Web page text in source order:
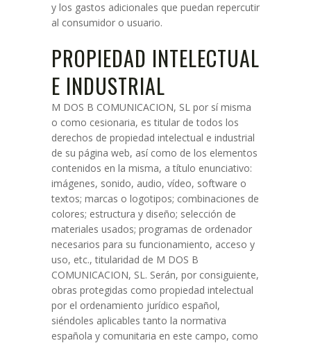
y los gastos adicionales que puedan repercutir
al consumidor o usuario.
PROPIEDAD INTELECTUAL
E INDUSTRIAL
M DOS B COMUNICACION, SL por sí misma
o como cesionaria, es titular de todos los
derechos de propiedad intelectual e industrial
de su página web, así como de los elementos
contenidos en la misma, a título enunciativo:
imágenes, sonido, audio, vídeo, software o
textos; marcas o logotipos; combinaciones de
colores; estructura y diseño; selección de
materiales usados; programas de ordenador
necesarios para su funcionamiento, acceso y
uso, etc., titularidad de M DOS B
COMUNICACION, SL. Serán, por consiguiente,
obras protegidas como propiedad intelectual
por el ordenamiento jurídico español,
siéndoles aplicables tanto la normativa
española y comunitaria en este campo, como